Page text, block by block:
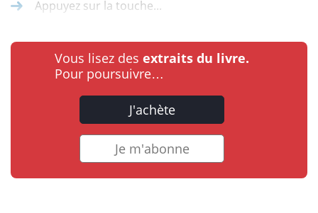
Appuyez sur la touche...
Vous lisez des extraits du livre.
Pour poursuivre…
J'achète
Je m'abonne